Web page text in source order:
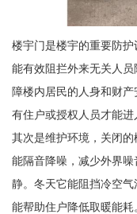
楼宇门是楼宇的重要防
能有效阻拦外来无关人
障楼内居民的人身和财
有住户或授权人员才能进
其次是维护环境，关闭
能隔音降噪，减少外界
静。冬天它能阻挡冷空
能帮助住户降低取暖能耗